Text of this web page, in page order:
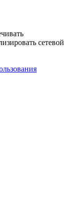
сетевой